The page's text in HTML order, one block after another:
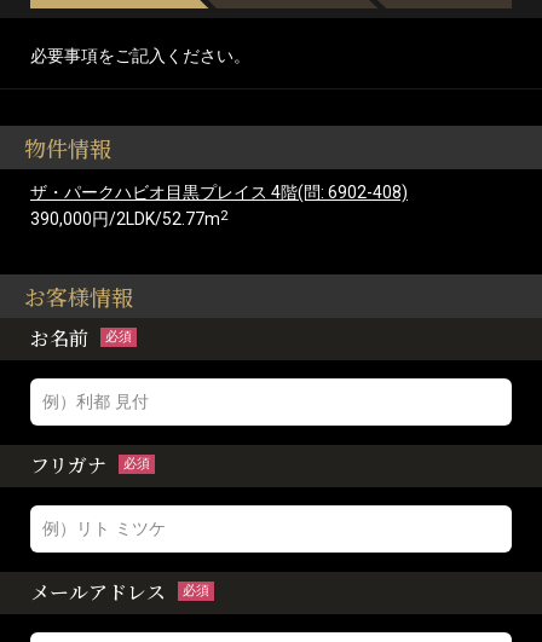
必要事項をご記入ください。
物件情報
ザ・パークハビオ目黒プレイス 4階(問: 6902-408)
390,000円/2LDK/52.77m2
お客様情報
お名前 必須
フリガナ 必須
メールアドレス 必須